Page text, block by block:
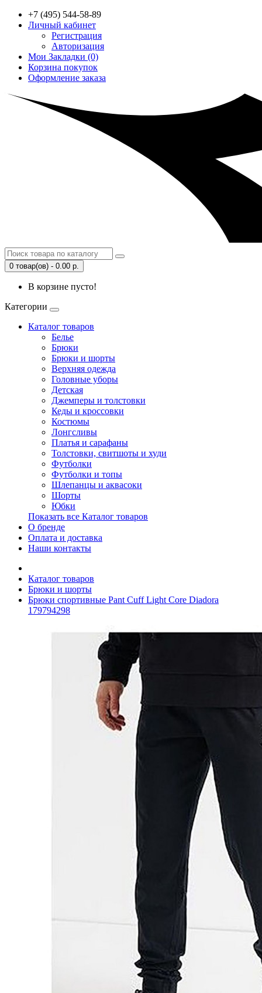
+7 (495) 544-58-89
Личный кабинет
Регистрация
Авторизация
Мои Закладки (0)
Корзина покупок
Оформление заказа
0 товар(ов) - 0.00 р.
В корзине пусто!
Категории
Каталог товаров
Белье
Брюки
Брюки и шорты
Верхняя одежда
Головные уборы
Детская
Джемперы и толстовки
Кеды и кроссовки
Костюмы
Лонгсливы
Платья и сарафаны
Толстовки, свитшоты и худи
Футболки
Футболки и топы
Шлепанцы и аквасоки
Шорты
Юбки
Показать все Каталог товаров
О бренде
Оплата и доставка
Наши контакты
Каталог товаров
Брюки и шорты
Брюки спортивные Pant Cuff Light Core Diadora
179794298